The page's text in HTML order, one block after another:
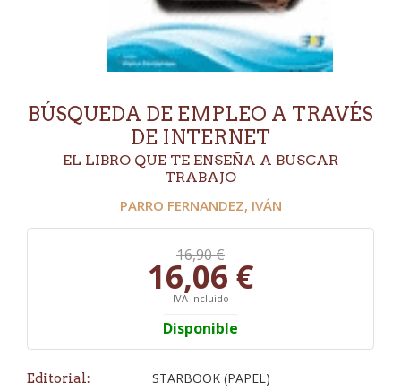
BÚSQUEDA DE EMPLEO A TRAVÉS
DE INTERNET
EL LIBRO QUE TE ENSEÑA A BUSCAR
TRABAJO
PARRO FERNANDEZ, IVÁN
16,90 €
16,06 €
IVA incluido
Disponible
Editorial: STARBOOK (PAPEL)